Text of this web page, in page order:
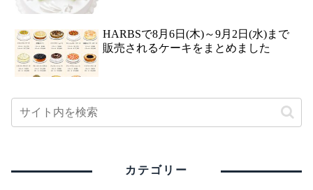
HARBSで8月6日(木)～9月2日(水)まで
販売されるケーキをまとめました
カテゴリー